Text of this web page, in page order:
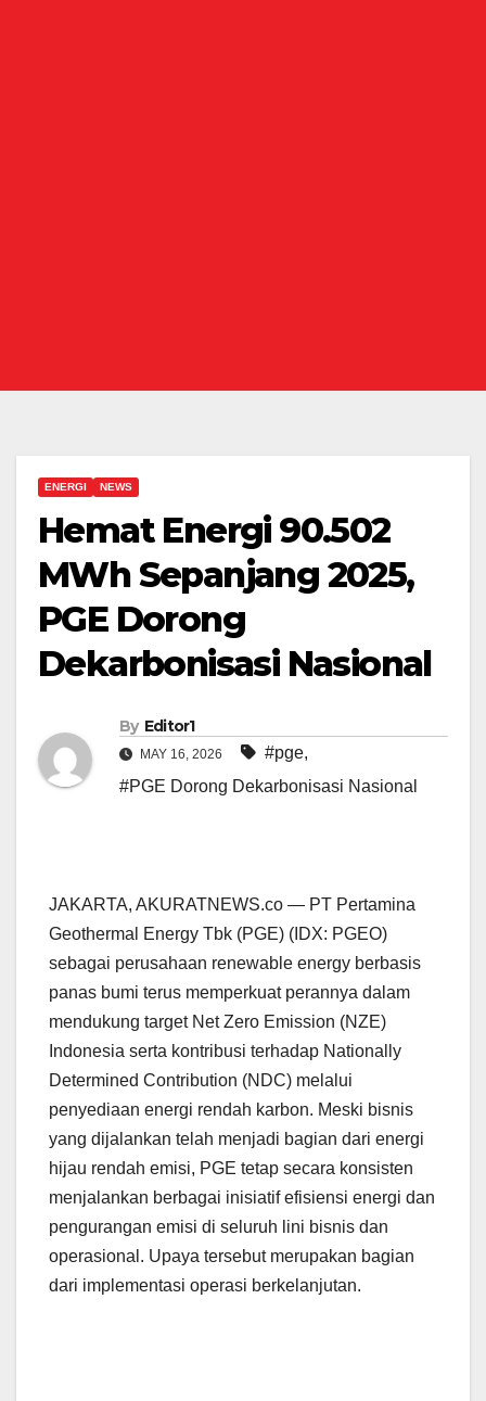
ENERGI NEWS
Hemat Energi 90.502
MWh Sepanjang 2025,
PGE Dorong
Dekarbonisasi Nasional
By Editor1
MAY 16, 2026 #pge,
#PGE Dorong Dekarbonisasi Nasional
JAKARTA, AKURATNEWS.co — PT Pertamina
Geothermal Energy Tbk (PGE) (IDX: PGEO)
sebagai perusahaan renewable energy berbasis
panas bumi terus memperkuat perannya dalam
mendukung target Net Zero Emission (NZE)
Indonesia serta kontribusi terhadap Nationally
Determined Contribution (NDC) melalui
penyediaan energi rendah karbon. Meski bisnis
yang dijalankan telah menjadi bagian dari energi
hijau rendah emisi, PGE tetap secara konsisten
menjalankan berbagai inisiatif efisiensi energi dan
pengurangan emisi di seluruh lini bisnis dan
operasional. Upaya tersebut merupakan bagian
dari implementasi operasi berkelanjutan.